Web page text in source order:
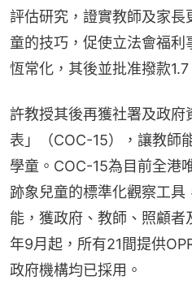
評估研究，證實教師及家長
童的技巧，促使立法會福利
恆常化，其後並批准撥款
許教授其後再獲社署及政府
表」（COC-15），讓教師
學童。COC-15為目前全港
跡象兒童的標準化觀察工
能，獲政府、教師、照顧
年9月起，所有21間提供
政府機構均已採用。